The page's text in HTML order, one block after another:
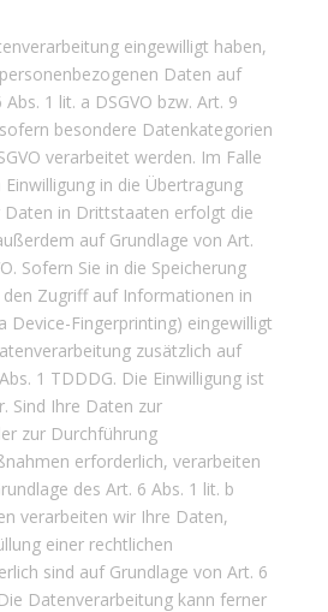
eingewilligt haben,
Daten auf
1 lit. a DSGVO bzw. Art. 9
besondere Datenkategorien
verarbeitet werden. Im Falle
in die Übertragung
Daten in Drittstaaten erfolgt die
auf Grundlage von Art.
Sofern Sie in die Speicherung
Zugriff auf Informationen in
Device-Fingerprinting) eingewilligt
zusätzlich auf
1 TDDDG. Die Einwilligung ist
Sind Ihre Daten zur
zur Durchführung
erforderlich, verarbeiten
des Art. 6 Abs. 1 lit. b
verarbeiten wir Ihre Daten,
einer rechtlichen
sind auf Grundlage von Art. 6
Datenverarbeitung kann ferner